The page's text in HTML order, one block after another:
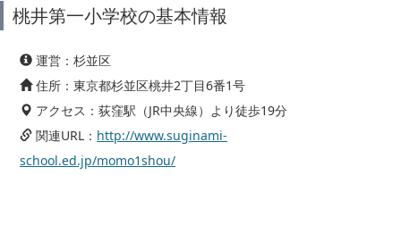
桃井第一小学校の基本情報
運営：杉並区
住所：東京都杉並区桃井2丁目6番1号
アクセス：荻窪駅（JR中央線）より徒歩19分
関連URL： http://www.suginami-
school.ed.jp/momo1shou/